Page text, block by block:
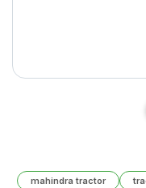
mahindra tractor